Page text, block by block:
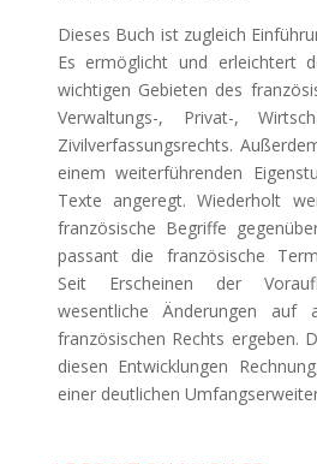
Dieses Buch ist zugleich
Es ermöglicht und erleichtert
wichtigen Gebieten des
Verwaltungs-, Privat-,
Zivilverfassungsrechts.
einem weiterführenden
Texte angeregt. Wiederholt
französische Begriffe
passant die französische
Seit Erscheinen der
wesentliche Änderungen auf
französischen Rechts ergeben.
diesen Entwicklungen
einer deutlichen